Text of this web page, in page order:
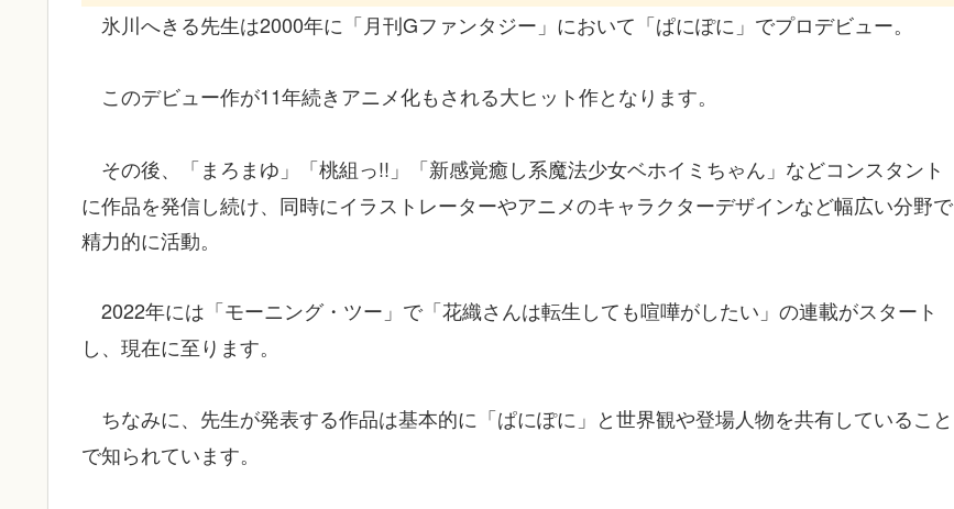
氷川へきる先生は2000年に「月刊Gファンタジー」において「ぱにぽに」でプロデビュー。
このデビュー作が11年続きアニメ化もされる大ヒット作となります。
その後、「まろまゆ」「桃組っ!!」「新感覚癒し系魔法少女ベホイミちゃん」などコンスタント
に作品を発信し続け、同時にイラストレーターやアニメのキャラクターデザインなど幅広い分野で
精力的に活動。
2022年には「モーニング・ツー」で「花織さんは転生しても喧嘩がしたい」の連載がスタート
し、現在に至ります。
ちなみに、先生が発表する作品は基本的に「ぱにぽに」と世界観や登場人物を共有していること
で知られています。